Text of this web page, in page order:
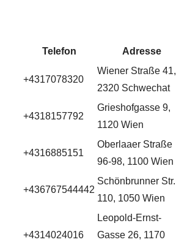
Telefon
Adresse
+4317078320
Wiener Straße 41,
2320 Schwechat
+4318157792
Grieshofgasse 9,
1120 Wien
+4316885151
Oberlaaer Straße
96-98, 1100 Wien
+436767544442
Schönbrunner Str.
110, 1050 Wien
+4314024016
Leopold-Ernst-
Gasse 26, 1170